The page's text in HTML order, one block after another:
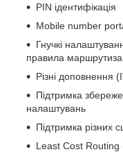
PIN ідентифікація
Mobile number
Гнучкі
правила
Різні доповнення
Підтримка
налаштувань
Підтримка різних
Least Cost Routing